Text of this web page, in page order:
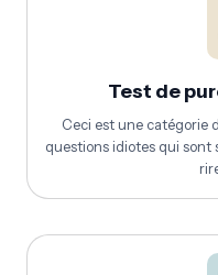
Test de
Ceci est une catégorie
questions idiotes qui sont